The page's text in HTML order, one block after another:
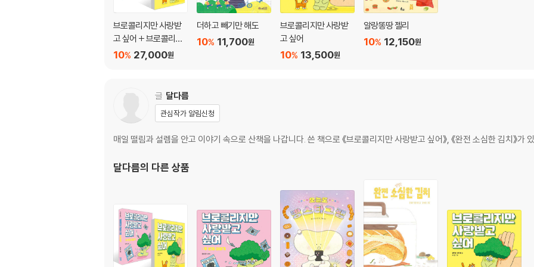
브로콜리지만 사랑받
고 싶어 + 브로콜리지
만 사랑받고 싶어: 두 번
27,000원
10%
더하고 빼기만 해도
11,700원
10%
브로콜리지만 사랑받
고 싶어
13,500원
10%
알랑똥땅 젤리
12,150원
10%
글 달다름
관심작가 알림신청
매일 떨림과 설렘을 안고 이야기 속으로 산책을 나갑니다. 쓴 책으로 《브로콜리지만 사랑받고 싶어》, 《완전 소심한 김치》가
달다름의 다른 상품